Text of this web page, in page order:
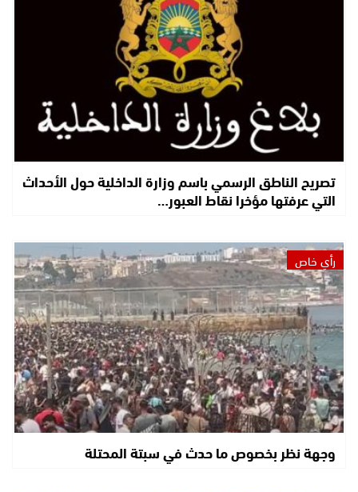
تصريح الناطق الرسمي باسم وزارة الداخلية حول الأحداث
التي عرفتها مؤخرا نقاط العبور…
رأي خاص
وجهة نظر بخصوص ما حدث في سبتة المحتلة